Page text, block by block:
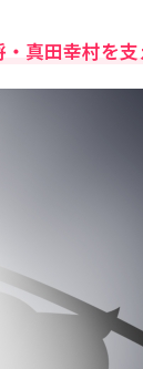
真田幸村を